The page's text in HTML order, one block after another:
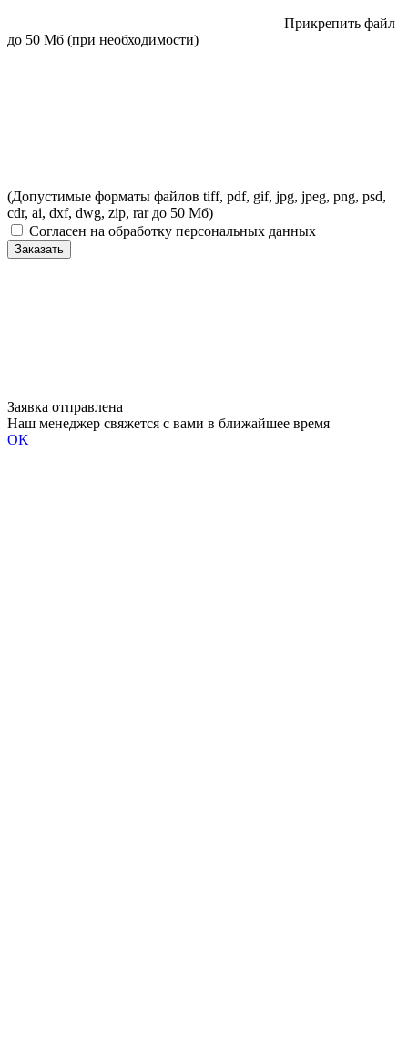
Прикрепить файл
до 50 Мб (при необходимости)
(Допустимые форматы файлов tiff, pdf, gif, jpg, jpeg, png, psd,
cdr, ai, dxf, dwg, zip, rar до 50 Мб)
Согласен на обработку персональных данных
Заказать
Заявка отправлена
Наш менеджер свяжется с вами в ближайшее время
OK